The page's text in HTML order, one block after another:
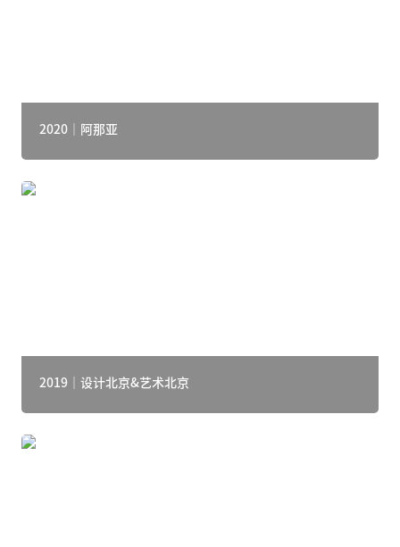
2020｜阿那亚
2019｜设计北京&艺术北京
2019｜设计北京&艺术北京
2018｜设计上海